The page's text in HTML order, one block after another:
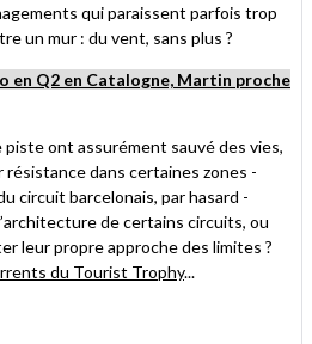
qui paraissent parfois trop
un mur : du vent, sans plus ?
en Q2 en Catalogne, Martin proche
ont assurément sauvé des vies,
dans certaines zones -
circuit barcelonais, par hasard -
de certains circuits, ou
leur propre approche des limites ?
du Tourist Trophy...